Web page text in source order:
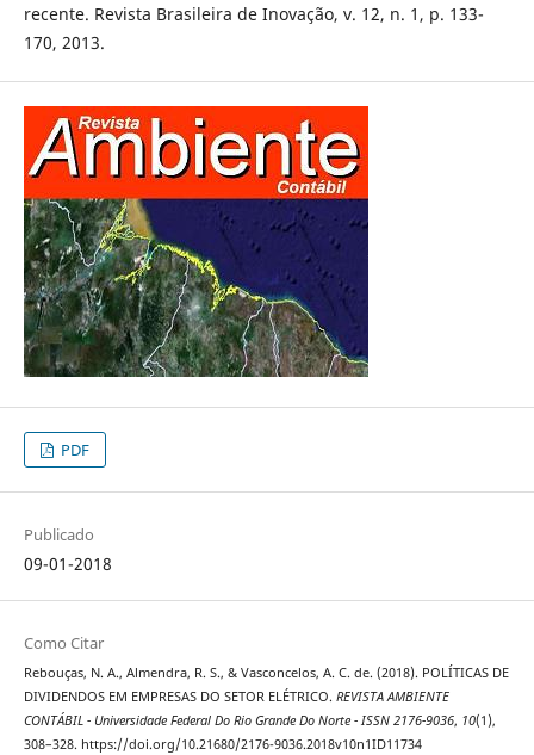
recente. Revista Brasileira de Inovação, v. 12, n. 1, p. 133-
170, 2013.
PDF
Publicado
09-01-2018
Como Citar
Rebouças, N. A., Almendra, R. S., & Vasconcelos, A. C. de. (2018). POLÍTICAS DE
DIVIDENDOS EM EMPRESAS DO SETOR ELÉTRICO. REVISTA AMBIENTE
CONTÁBIL - Universidade Federal Do Rio Grande Do Norte - ISSN 2176-9036, 10(1),
308–328. https://doi.org/10.21680/2176-9036.2018v10n1ID11734